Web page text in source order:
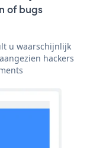
of bugs
u waarschijnlijk
hackers